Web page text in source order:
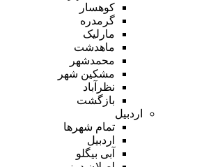
کوهسار
گرمدره
مارلیک
ماهدشت
محمدشهر
مشکین شهر
نظرآباد
بازگشت
اردبیل
تمام شهر‌ها
اردبیل
آبی بیگلو